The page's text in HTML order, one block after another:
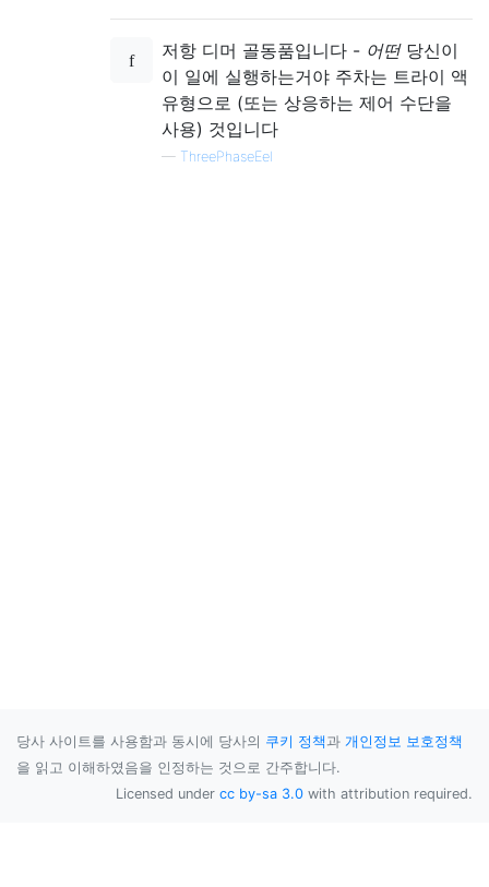
저항 디머 골동품입니다 - 어떤당신이
이 일에 실행하는거야 주차는 트라이 액
유형으로 (또는 상응하는 제어 수단을
사용) 것입니다
— ThreePhaseEel
당사 사이트를 사용함과 동시에 당사의 쿠키 정책과 개인정보 보호정책
을 읽고 이해하였음을 인정하는 것으로 간주합니다.
Licensed under cc by-sa 3.0 with attribution required.